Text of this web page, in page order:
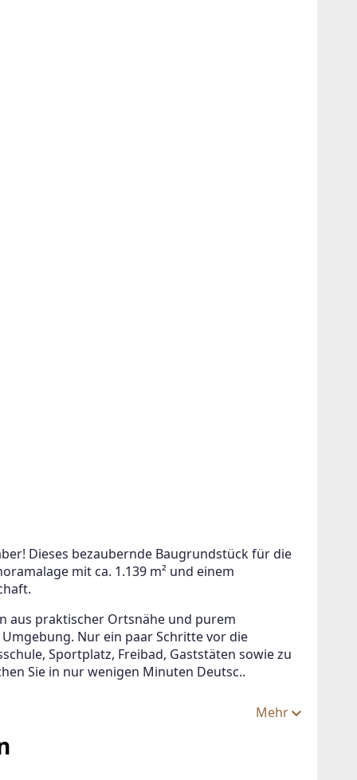
Dieses bezaubernde Baugrundstück für die
mit ca. 1.139 m² und einem
aus praktischer Ortsnähe und purem
Nur ein paar Schritte vor die
Sportplatz, Freibad, Gaststäten sowie zu
Sie in nur wenigen Minuten Deutsc..
Mehr